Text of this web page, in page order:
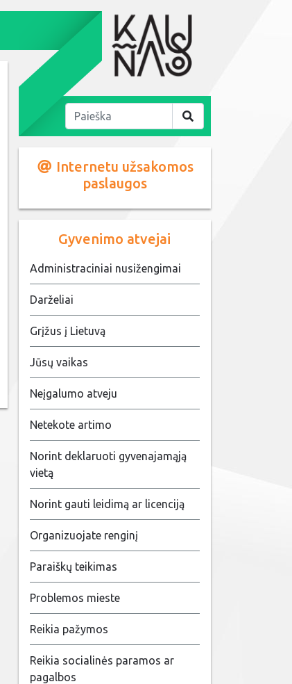
Internetu užsakomos
paslaugos
Gyvenimo atvejai
Administraciniai nusižengimai
Darželiai
Grįžus į Lietuvą
Jūsų vaikas
Neįgalumo atveju
Netekote artimo
Norint deklaruoti gyvenajamąją
vietą
Norint gauti leidimą ar licenciją
Organizuojate renginį
Paraiškų teikimas
Problemos mieste
Reikia pažymos
Reikia socialinės paramos ar
pagalbos